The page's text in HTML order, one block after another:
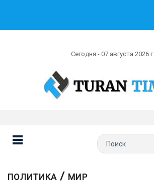
Сегодня - 07 августа 2026 г
ПОЛИТИКА / МИР